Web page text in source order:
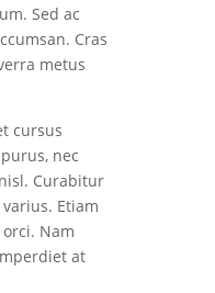
Sed ac
Cras
metus
cursus
nec
Curabitur
Etiam
Nam
at